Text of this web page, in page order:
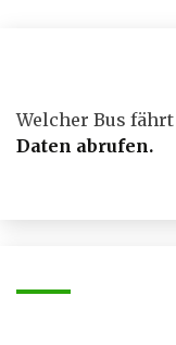
Welcher Bus
Daten abrufen.